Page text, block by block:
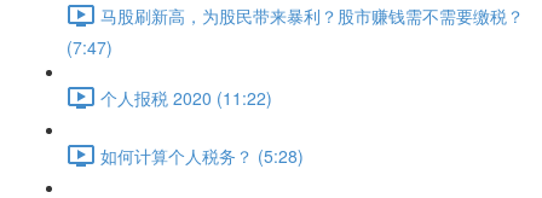
马股刷新高，为股民带来暴利？股市赚钱需不需要缴税？
(7:47)
个人报税 2020 (11:22)
如何计算个人税务？ (5:28)